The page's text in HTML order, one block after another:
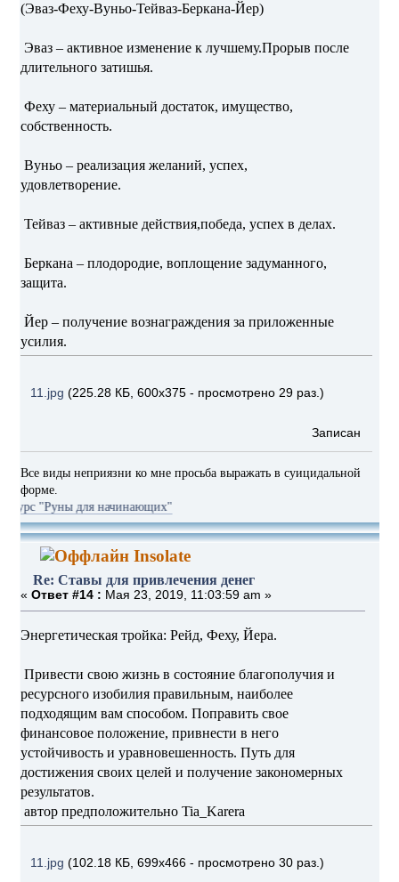
(Эваз-Феху-Вуньо-Тейваз-Беркана-Йер)
Эваз – активное изменение к лучшему.Прорыв после
длительного затишья.
Феху – материальный достаток, имущество,
собственность.
Вуньо – реализация желаний, успех,
удовлетворение.
Тейваз – активные действия,победа, успех в делах.
Беркана – плодородие, воплощение задуманного,
защита.
Йер – получение вознаграждения за приложенные
усилия.
11.jpg (225.28 КБ, 600x375 - просмотрено 29 раз.)
Записан
Все виды неприязни ко мне просьба выражать в суицидальной
форме.
для начинающих"
Insolate
Re: Ставы для привлечения денег
«Ответ #14 : Мая 23, 2019, 11:03:59 am »
Энергетическая тройка: Рейд, Феху, Йера.
Привести свою жизнь в состояние благополучия и
ресурсного изобилия правильным, наиболее
подходящим вам способом. Поправить свое
финансовое положение, привнести в него
устойчивость и уравновешенность. Путь для
достижения своих целей и получение закономерных
результатов.
автор предположительно Tia_Karera
11.jpg (102.18 КБ, 699x466 - просмотрено 30 раз.)